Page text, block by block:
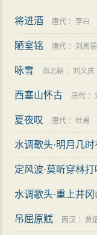
将进酒 唐代 ：李白
陋室铭 唐代 ：刘禹锡
咏雪 南北朝 ：刘义庆
西塞山怀古 唐代 ：
夏夜叹 唐代 ：杜甫
水调歌头·明月几时
定风波·莫听穿林打
水调歌头·重上井冈
吊屈原赋 两汉 ： 贾